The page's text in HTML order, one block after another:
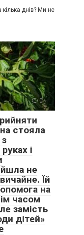
днів? Ми не
0
стояла
і
не
Їй
на
часом
замість
дітей»